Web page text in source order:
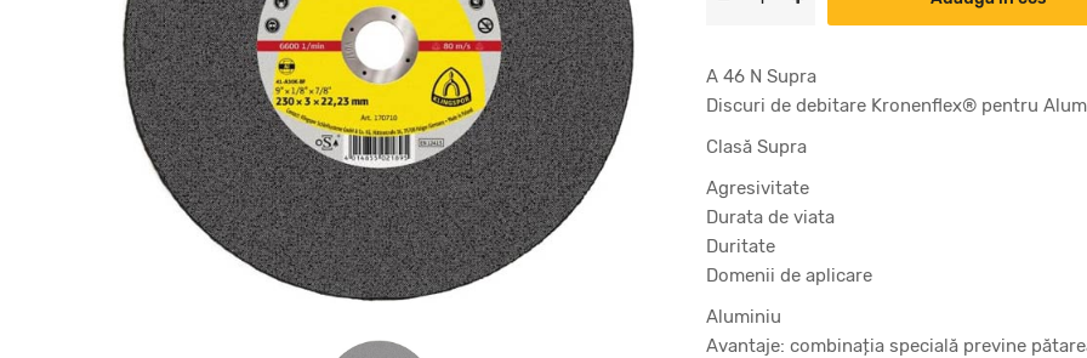
A 46 N Supra
Discuri de debitare Kronenflex® pentru
Clasă Supra
Agresivitate
Durata de viata
Duritate
Domenii de aplicare
Aluminiu
Avantaje: combinația specială previne